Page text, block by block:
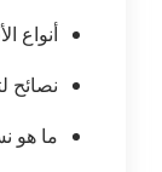
أنواع
نصائح
ما هو